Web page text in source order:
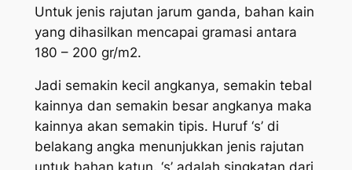
Untuk jenis rajutan jarum ganda, bahan kain
yang dihasilkan mencapai gramasi antara
180 – 200 gr/m2.
Jadi semakin kecil angkanya, semakin tebal
kainnya dan semakin besar angkanya maka
kainnya akan semakin tipis. Huruf ‘s’ di
belakang angka menunjukkan jenis rajutan